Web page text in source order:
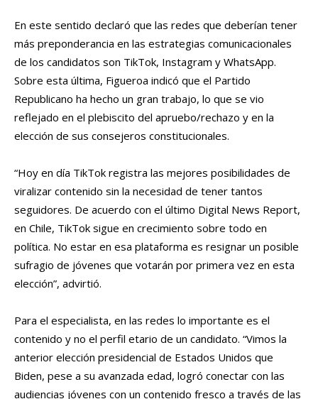
En este sentido declaró que las redes que deberían tener
más preponderancia en las estrategias comunicacionales
de los candidatos son TikTok, Instagram y WhatsApp.
Sobre esta última, Figueroa indicó que el Partido
Republicano ha hecho un gran trabajo, lo que se vio
reflejado en el plebiscito del apruebo/rechazo y en la
elección de sus consejeros constitucionales.
“Hoy en día TikTok registra las mejores posibilidades de
viralizar contenido sin la necesidad de tener tantos
seguidores. De acuerdo con el último Digital News Report,
en Chile, TikTok sigue en crecimiento sobre todo en
política. No estar en esa plataforma es resignar un posible
sufragio de jóvenes que votarán por primera vez en esta
elección”, advirtió.
Para el especialista, en las redes lo importante es el
contenido y no el perfil etario de un candidato. “Vimos la
anterior elección presidencial de Estados Unidos que
Biden, pese a su avanzada edad, logró conectar con las
audiencias jóvenes con un contenido fresco a través de las